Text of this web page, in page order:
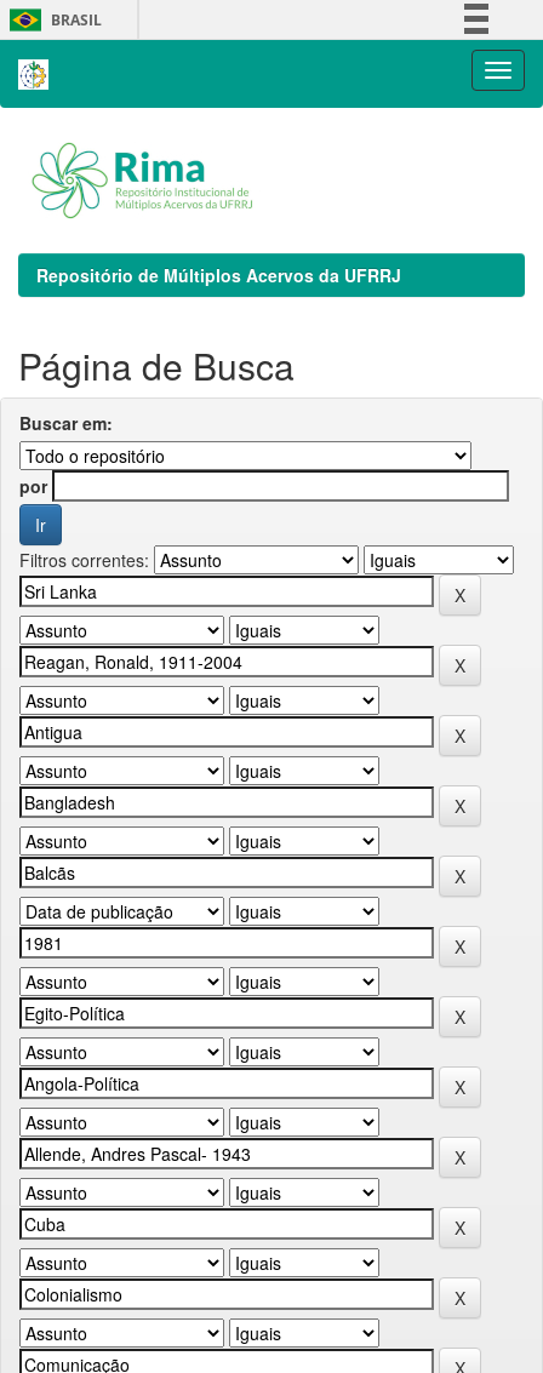
Skip
navigation
BRASIL
Repositório de Múltiplos Acervos da UFRRJ
Página de Busca
Buscar em:
por
Filtros correntes: